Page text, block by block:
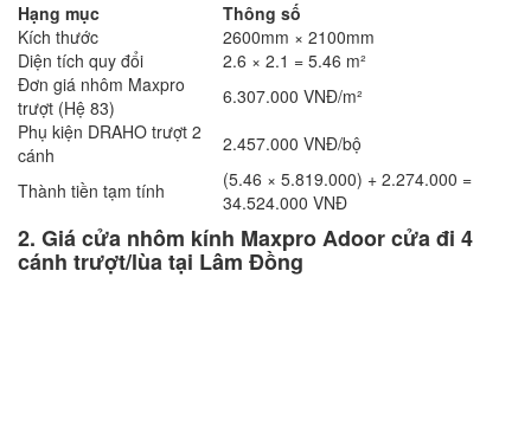
Hạng mục
Thông số
Kích thước
2600mm × 2100mm
Diện tích quy đổi
2.6 × 2.1 = 5.46 m²
Đơn giá nhôm Maxpro
trượt (Hệ 83)
6.307.000 VNĐ/m²
Phụ kiện DRAHO trượt 2
cánh
2.457.000 VNĐ/bộ
Thành tiền tạm tính
(5.46 × 5.819.000) + 2.274.000 =
34.524.000 VNĐ
2. Giá cửa nhôm kính Maxpro Adoor cửa đi 4
cánh trượt/lùa tại Lâm Đồng